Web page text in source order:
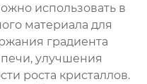
использовать в
материала для
градиента
улучшения
роста кристаллов.